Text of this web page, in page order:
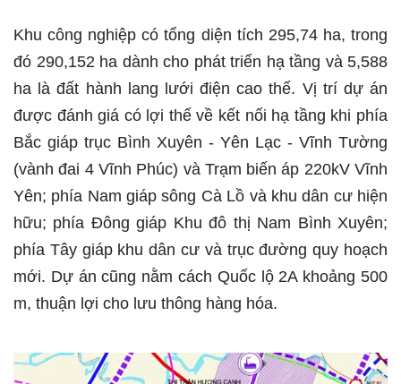
Khu công nghiệp có tổng diện tích 295,74 ha, trong
đó 290,152 ha dành cho phát triển hạ tầng và 5,588
ha là đất hành lang lưới điện cao thế. Vị trí dự án
được đánh giá có lợi thế về kết nối hạ tầng khi phía
Bắc giáp trục Bình Xuyên - Yên Lạc - Vĩnh Tường
(vành đai 4 Vĩnh Phúc) và Trạm biến áp 220kV Vĩnh
Yên; phía Nam giáp sông Cà Lồ và khu dân cư hiện
hữu; phía Đông giáp Khu đô thị Nam Bình Xuyên;
phía Tây giáp khu dân cư và trục đường quy hoạch
mới. Dự án cũng nằm cách Quốc lộ 2A khoảng 500
m, thuận lợi cho lưu thông hàng hóa.